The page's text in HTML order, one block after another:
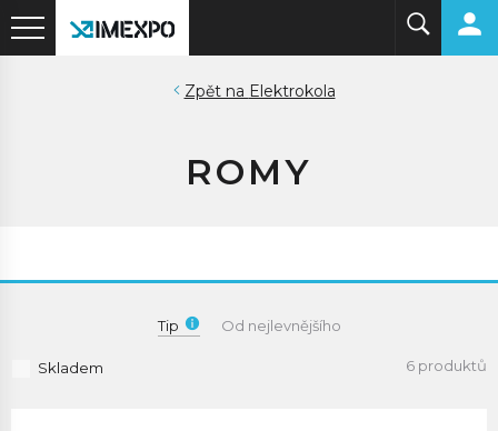
Elektrokola
ROMY
Tip Od nejlevnějšího
Skladem 6 produktů